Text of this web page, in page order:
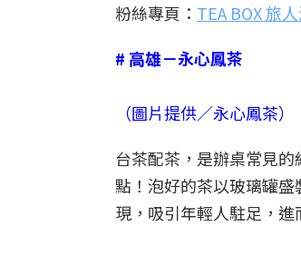
粉絲專頁： TEA BOX 旅
# 高雄－永心鳳茶
（圖片提供／永心鳳茶）
台茶配茶，是辦桌常見
點！泡好的茶以玻璃罐
現，吸引年輕人駐足，